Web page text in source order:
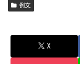
例文
X